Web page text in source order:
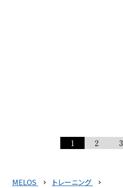
1 2 3
MELOS
トレーニング